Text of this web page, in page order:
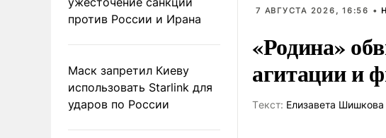
против России и Ирана
Маск запретил Киеву
использовать Starlink для
ударов по России
7 АВГУСТА 2026, 16:56 •
«Родина»
агитации и
Tекст: Елизавета Шишкова